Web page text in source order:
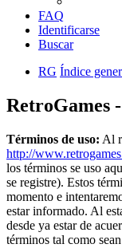
FAQ
Identificarse
Buscar
RG Índice
RetroGames
Términos de uso: Al
http://
los términos se uso
se registre). Estos
momento e
estar informado. Al
desde ya estar de
términos tal como